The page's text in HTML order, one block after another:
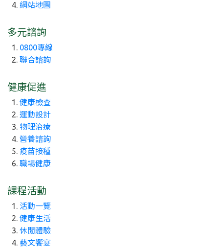
網站地圖
多元諮詢
0800專線
聯合諮詢
健康促進
健康檢查
運動設計
物理治療
營養諮詢
疫苗接種
職場健康
課程活動
活動一覽
健康生活
休閒體驗
藝文饗宴